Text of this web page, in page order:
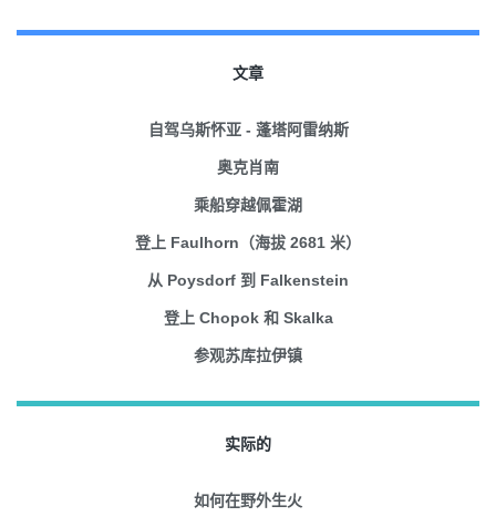
文章
自驾乌斯怀亚 - 蓬塔阿雷纳斯
奥克肖南
乘船穿越佩霍湖
登上 Faulhorn（海拔 2681 米）
从 Poysdorf 到 Falkenstein
登上 Chopok 和 Skalka
参观苏库拉伊镇
实际的
如何在野外生火